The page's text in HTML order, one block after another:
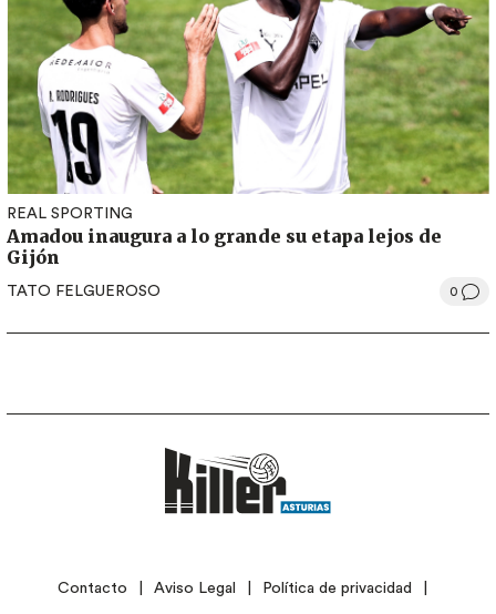
REAL SPORTING
Amadou inaugura a lo grande su etapa lejos de
Gijón
TATO FELGUEROSO 0
LEGALContacto Aviso Legal Política de privacidad